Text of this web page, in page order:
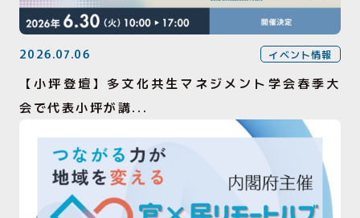
2026.07.06 イベント情報
【小坪登壇】多文化共生マネジメント学会春季大
会で代表小坪が講...